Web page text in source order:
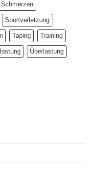
Schmerzen
Sportverletzung
Taping Training
Überlastung